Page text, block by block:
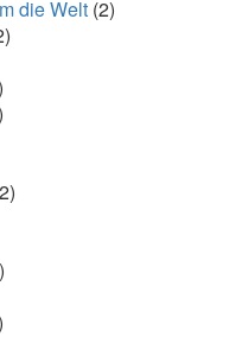
die Welt (2)